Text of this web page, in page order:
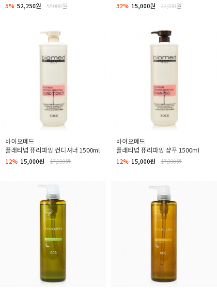
5% 52,250원 55,000원 32% 15,000원 22,000원
바이오메드
플래티넘 퓨리파잉 컨디셔너 1500ml
12% 15,000원 17,000원
바이오메드
플래티넘 퓨리파잉 샴푸 1500ml
12% 15,000원 17,000원